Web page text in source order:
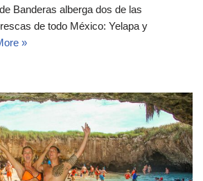
Banderas alberga dos de las
de todo México: Yelapa y
»